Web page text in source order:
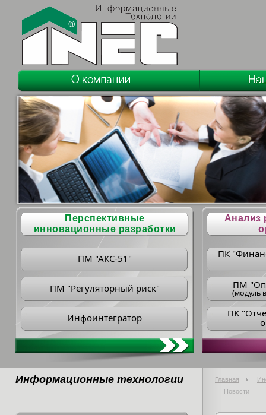
Перспективные
инновационные разработки
ПМ "АКС-51"
ПМ "Регуляторный риск"
Инфоинтегратор
Анализ
ПК
ПM
(модуль
ПK
Информационные технологии Главная
Новости